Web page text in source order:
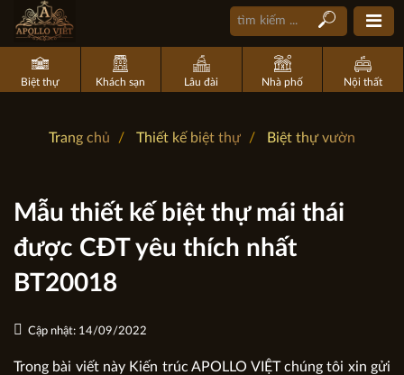
Biệt thự Khách sạn Lâu đài Nhà phố Nội thất
Trang chủ Thiết kế biệt thự Biệt thự vườn
Mẫu thiết kế biệt thự mái thái
được CĐT yêu thích nhất
BT20018
Cập nhật: 14/09/2022
Trong bài viết này Kiến trúc APOLLO VIỆT chúng tôi xin gửi